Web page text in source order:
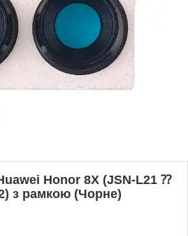
Honor 8X (JSN-L21 ⁇
з рамкою (Чорне)